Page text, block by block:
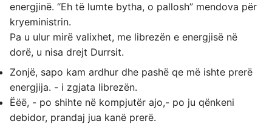
energjinë. “Eh të lumte bytha, o pallosh” mendova për
kryeministrin.
Pa u ulur mirë valixhet, me librezën e energjisë në
dorë, u nisa drejt Durrsit.
Zonjë, sapo kam ardhur dhe pashë qe më ishte prerë
energjija. - i zgjata librezën.
Ëëë, - po shihte në kompjutër ajo,- po ju qënkeni
debidor, prandaj jua kanë prerë.